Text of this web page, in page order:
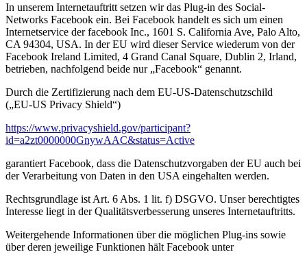
In unserem Internetauftritt setzen wir das Plug-in des Social-
Networks Facebook ein. Bei Facebook handelt es sich um einen
Internetservice der facebook Inc., 1601 S. California Ave, Palo Alto,
CA 94304, USA. In der EU wird dieser Service wiederum von der
Facebook Ireland Limited, 4 Grand Canal Square, Dublin 2, Irland,
betrieben, nachfolgend beide nur „Facebook“ genannt.
Durch die Zertifizierung nach dem EU-US-Datenschutzschild
(„EU-US Privacy Shield“)
https://www.privacyshield.gov/participant?
id=a2zt0000000GnywAAC&status=Active
garantiert Facebook, dass die Datenschutzvorgaben der EU auch bei
der Verarbeitung von Daten in den USA eingehalten werden.
Rechtsgrundlage ist Art. 6 Abs. 1 lit. f) DSGVO. Unser berechtigtes
Interesse liegt in der Qualitätsverbesserung unseres Internetauftritts.
Weitergehende Informationen über die möglichen Plug-ins sowie
über deren jeweilige Funktionen hält Facebook unter